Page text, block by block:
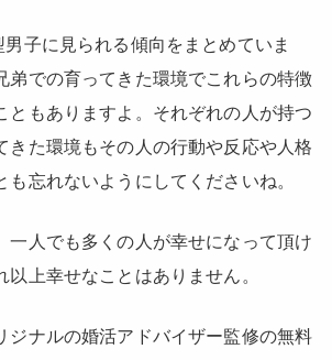
男子に見られる傾向をまとめていま
弟での育ってきた環境でこれらの特徴
ともありますよ。それぞれの人が持つ
きた環境もその人の行動や反応や人格
も忘れないようにしてくださいね。
一人でも多くの人が幸せになって頂け
以上幸せなことはありません。
ジナルの婚活アドバイザー監修の無料